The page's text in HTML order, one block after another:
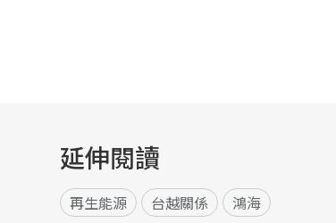
延伸閱讀
再生能源 台越關係 鴻海